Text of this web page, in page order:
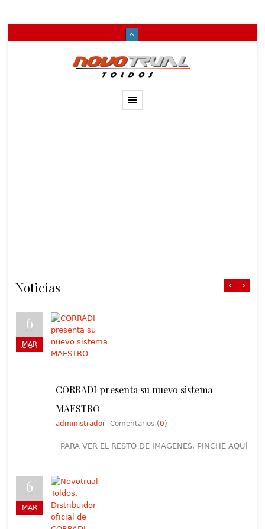
Noticias
6
MAR
CORRADI presenta su nuevo sistema
MAESTRO
administrador Comentarios (0)
PARA VER EL RESTO DE IMAGENES, PINCHE AQUÍ
6
MAR